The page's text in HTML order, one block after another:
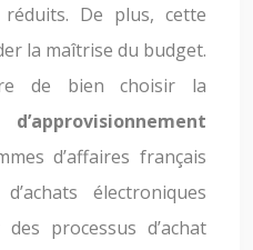
De plus, cette
la maîtrise du budget.
de bien choisir la
d’affaires français
électroniques
processus d’achat